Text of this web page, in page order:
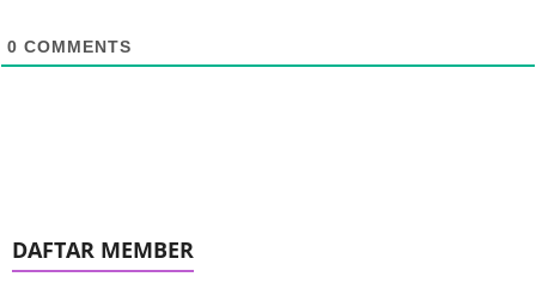
0 COMMENTS
DAFTAR MEMBER